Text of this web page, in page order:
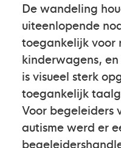
De wandeling
uiteenlopende
toegankelijk voor
kinderwagens,
is visueel sterk
toegankelijk
Voor begeleiders
autisme werd er